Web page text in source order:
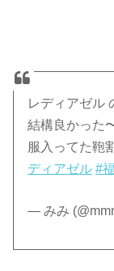
レディアゼル
結構良かった
服入ってた鞄
ディアゼル #
— みみ